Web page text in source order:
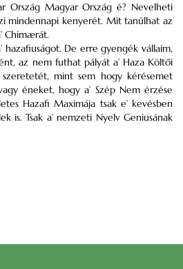
Ország Magyar Ország é? Nevelheti
mindennapi kenyerét. Mit tanúlhat az
Chimærát.
hazafiuságot. De erre gyengék vállaim,
az nem futhat pályát a’ Haza Költői
szeretetét, mint sem hogy kérésemet
éneket, hogy a’ Szép Nem érzése
Hazafi Maximája tsak e’ kevésben
is. Tsak a’ nemzeti Nyelv Geniusának